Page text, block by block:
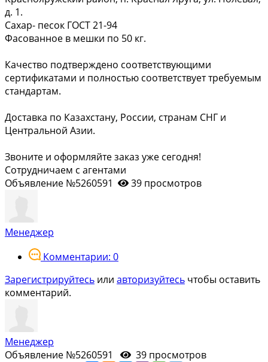
д. 1.
Сахар- песок ГОСТ 21-94
Фасованное в мешки по 50 кг.
Качество подтверждено соответствующими
сертификатами и полностью соответствует требуемым
стандартам.
Доставка по Казахстану, России, странам СНГ и
Центральной Азии.
Звоните и оформляйте заказ уже сегодня!
Сотрудничаем с агентами
Объявление №5260591
39 просмотров
Менеджер
Комментарии: 0
Зарегистрируйтесь или авторизуйтесь чтобы оставить
комментарий.
Менеджер
Объявление №5260591
39 просмотров